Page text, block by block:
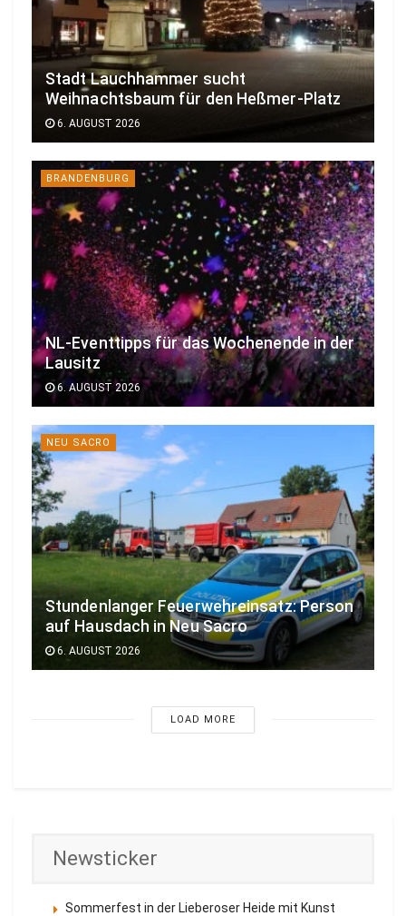
Stadt Lauchhammer sucht
Weihnachtsbaum für den Heßmer-Platz
6. AUGUST 2026
BRANDENBURG
NL-Eventtipps für das Wochenende in der
Lausitz
6. AUGUST 2026
NEU SACRO
Stundenlanger Feuerwehreinsatz: Person
auf Hausdach in Neu Sacro
6. AUGUST 2026
LOAD MORE
Newsticker
Sommerfest in der Lieberoser Heide mit Kunst